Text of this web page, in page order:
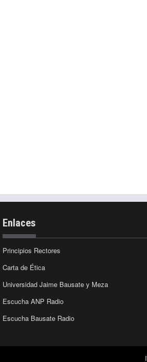
Enlaces
Principios Rectores
Carta de Ética
Universidad Jaime Bausate y Meza
Escucha ANP Radio
Escucha Bausate Radio